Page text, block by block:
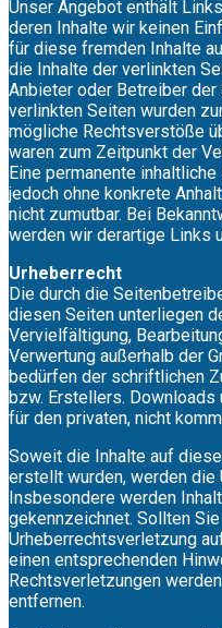
Unser Angebot enthält
deren Inhalte wir keinen
für diese fremden Inhalte
die Inhalte der verlinkten
Anbieter oder Betreiber
verlinkten Seiten wurden
mögliche Rechtsverstöße
waren zum Zeitpunkt der
Eine permanente
jedoch ohne konkrete
nicht zumutbar. Bei
werden wir derartige Links
Urheberrecht
Die durch die
diesen Seiten unterliegen
Vervielfältigung,
Verwertung außerhalb der
bedürfen der schriftlichen
bzw. Erstellers.
für den privaten, nicht
Soweit die Inhalte auf
erstellt wurden, werden die
Insbesondere werden
gekennzeichnet. Sollten
Urheberrechtsverletzung
einen entsprechenden
Rechtsverletzungen
entfernen.